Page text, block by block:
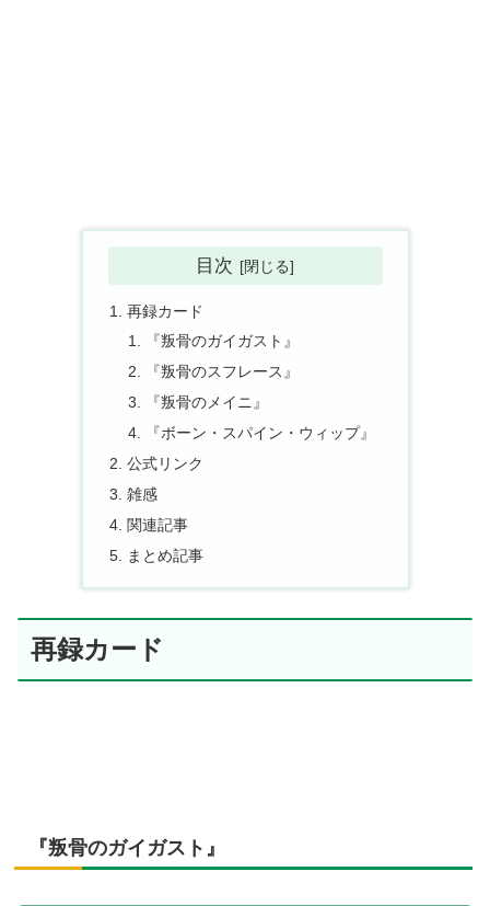
目次
再録カード
『叛骨のガイガスト』
『叛骨のスフレース』
『叛骨のメイニ』
『ボーン・スパイン・ウィップ』
公式リンク
雑感
関連記事
まとめ記事
再録カード
『叛骨のガイガスト』